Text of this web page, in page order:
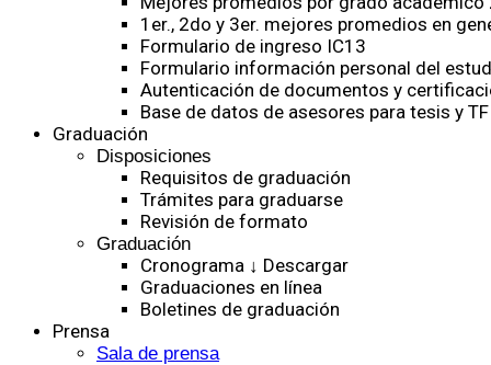
1er., 2do y 3er. mejores promedios en
Formulario de ingreso IC13
Formulario información personal del
Autenticación de documentos y
Base de datos de asesores para tesis y
Graduación
Disposiciones
Requisitos de graduación
Trámites para graduarse
Revisión de formato
Graduación
Cronograma ↓ Descargar
Graduaciones en línea
Boletines de graduación
Prensa
Sala de prensa